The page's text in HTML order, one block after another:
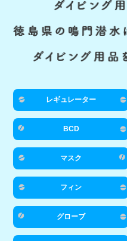
レギュレーター
BCD
マスク
フィン
グローブ